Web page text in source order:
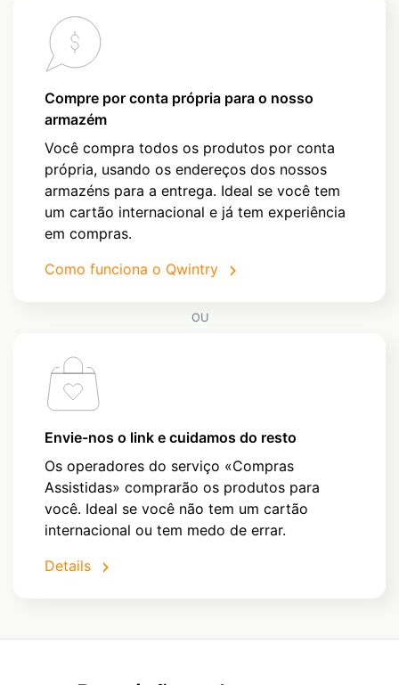
Compre por conta própria para o nosso
armazém
Você compra todos os produtos por conta
própria, usando os endereços dos nossos
armazéns para a entrega. Ideal se você tem
um cartão internacional e já tem experiência
em compras.
Como funciona o Qwintry
OU
Envie-nos o link e cuidamos do resto
Os operadores do serviço «Compras
Assistidas» comprarão os produtos para
você. Ideal se você não tem um cartão
internacional ou tem medo de errar.
Details